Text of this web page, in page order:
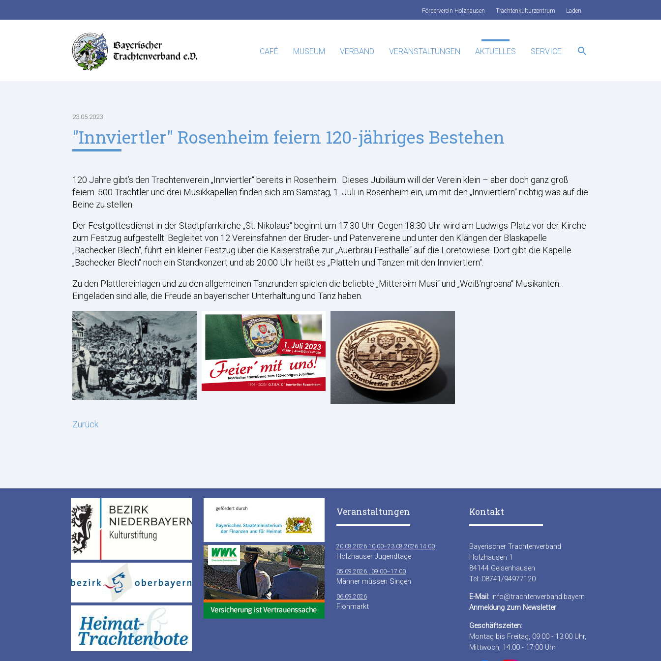
Laden
Trachtenkulturzentrum
Förderverein Holzhausen
CAFÉ MUSEUM VERBAND VERANSTALTUNGEN AKTUELLES SERVICE search
23.05.2023
"Innviertler" Rosenheim feiern 120-jähriges Bestehen
120 Jahre gibt’s den Trachtenverein „Innviertler“ bereits in Rosenheim. Dieses Jubiläum will der Verein klein – aber doch ganz groß
feiern. 500 Trachtler und drei Musikkapellen finden sich am Samstag, 1. Juli in Rosenheim ein, um mit den „Innviertlern“ richtig was auf die
Beine zu stellen.
Der Festgottesdienst in der Stadtpfarrkirche „St. Nikolaus“ beginnt um 17:30 Uhr. Gegen 18:30 Uhr wird am Ludwigs-Platz vor der Kirche
zum Festzug aufgestellt. Begleitet von 12 Vereinsfahnen der Bruder- und Patenvereine und unter den Klängen der Blaskapelle
„Bachecker Blech“, führt ein kleiner Festzug über die Kaiserstraße zur „Auerbräu Festhalle“ auf die Loretowiese. Dort gibt die Kapelle
„Bachecker Blech“ noch ein Standkonzert und ab 20:00 Uhr heißt es „Platteln und Tanzen mit den Innviertlern“.
Zu den Plattlereinlagen und zu den allgemeinen Tanzrunden spielen die beliebte „Mitteroim Musi“ und „Weiß‘ngroana“ Musikanten.
Eingeladen sind alle, die Freude an bayerischer Unterhaltung und Tanz haben.
Zurück
Veranstaltungen
20.08.2026 10:00–23.08.2026 14:00
Holzhauser Jugendtage
05.09.2026 , 09:00–17:00
Männer müssen Singen
06.09.2026
Flohmarkt
Kontakt
Bayerischer Trachtenverband
Holzhausen 1
84144 Geisenhausen
Tel: 08741/94977120
E-Mail: info@trachtenverband.bayern
Anmeldung zum Newsletter
Geschäftszeiten:
Montag bis Freitag, 09:00 - 13:00 Uhr,
Mittwoch, 14:00 - 17:00 Uhr